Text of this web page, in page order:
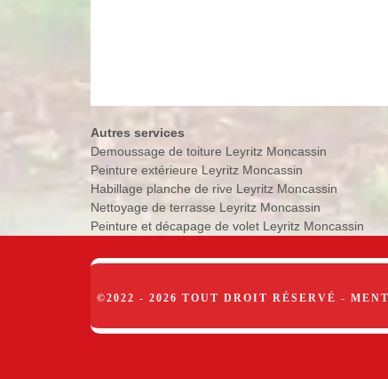
Autres services
Demoussage de toiture Leyritz Moncassin
Peinture extérieure Leyritz Moncassin
Habillage planche de rive Leyritz Moncassin
Nettoyage de terrasse Leyritz Moncassin
Peinture et décapage de volet Leyritz Moncassin
©2022 - 2026 TOUT DROIT RÉSERVÉ -